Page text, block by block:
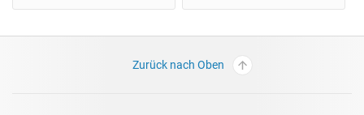
Zurück nach Oben